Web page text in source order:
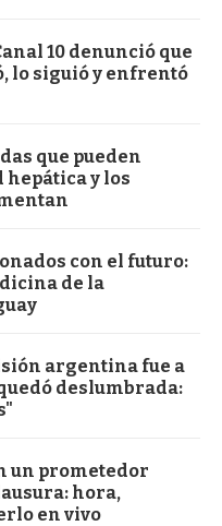
10 denunció que
lo siguió y enfrentó
que pueden
hepática y los
con el futuro:
de la
argentina fue a
deslumbrada:
un prometedor
hora,
en vivo